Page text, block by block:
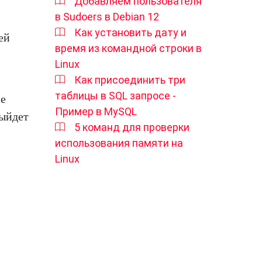
в Sudoers в Debian 12
Как установить дату и
время из командной строки в
Linux
Как присоединить три
таблицы в SQL запросе -
Пример в MySQL
5 команд для проверки
использования памяти на
Linux